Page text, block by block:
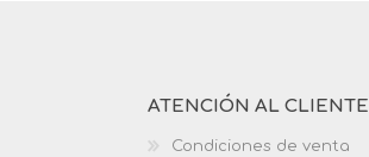
ATENCIÓN AL CLIENTE
Condiciones de venta